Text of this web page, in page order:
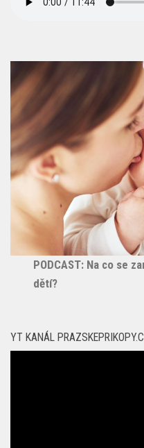
PODCAST: Na co se
dětí?
YT KANÁL